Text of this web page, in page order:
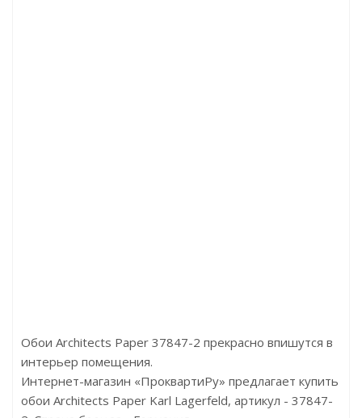
Обои Architects Paper 37847-2 прекрасно впишутся в
интерьер помещения.
Интернет-магазин «ПроквартиРу» предлагает купить
обои Architects Paper Karl Lagerfeld, артикул - 37847-